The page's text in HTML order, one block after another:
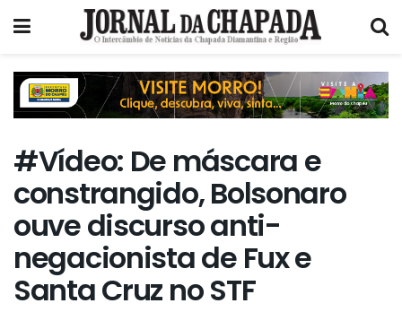
#Vídeo: De máscara e
constrangido, Bolsonaro
ouve discurso anti-
negacionista de Fux e
Santa Cruz no STF